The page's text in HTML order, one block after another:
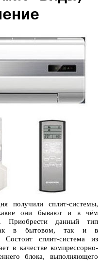
получили сплит-системы,
они бывают и в чём
Приобрести данный тип
в бытовом, так и в
Состоит сплит-система из
в качестве компрессорно-
блока, выполняющего